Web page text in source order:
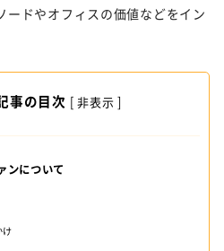
ードやオフィスの価値などをイン
事の目次 [ 非表示 ]
ンについて
け